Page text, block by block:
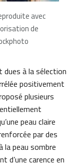
avec
de
dues à la sélection
positivement
plusieurs
peau claire
par des
la peau sombre
carence en